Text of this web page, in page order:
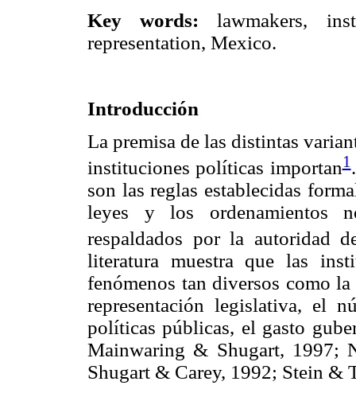
Key words: lawmakers,
representation, Mexico.
Introducción
La premisa de las distintas
instituciones políticas importan1
son las reglas establecidas
leyes y los ordenamientos
respaldados por la autoridad
literatura muestra que las
fenómenos tan diversos como
representación legislativa, el
políticas públicas, el gasto
Mainwaring & Shugart, 1997;
Shugart & Carey, 1992; Stein &